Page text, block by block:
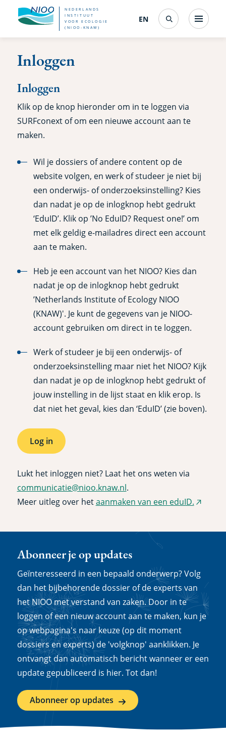
Overslaan
gaan
NEDERLANDS
INSTITUUT
VOOR ECOLOGIE
(NIOO-KNAW)
EN English
(interfacetaal
wijzigen)
SearchMenu
Inloggen
Inloggen
Klik op de knop hieronder om in te loggen via
SURFconext of om een nieuwe account aan te
maken.
Wil je dossiers of andere content op de
website volgen, en werk of studeer je niet bij
een onderwijs- of onderzoeksinstelling? Kies
dan nadat je op de inlogknop hebt gedrukt
‘EduID’. Klik op ’No EduID? Request one!’ om
met elk geldig e-mailadres direct een account
aan te maken.
Heb je een account van het NIOO? Kies dan
nadat je op de inlogknop hebt gedrukt
’Netherlands Institute of Ecology NIOO
(KNAW)'. Je kunt de gegevens van je NIOO-
account gebruiken om direct in te loggen.
Werk of studeer je bij een onderwijs- of
onderzoeksinstelling maar niet het NIOO? Kijk
dan nadat je op de inlogknop hebt gedrukt of
jouw instelling in de lijst staat en klik erop. Is
dat niet het geval, kies dan ‘EduID’ (zie boven).
Log in
Lukt het inloggen niet? Laat het ons weten via
communicatie@nioo.knaw.nl.
Meer uitleg over hetaanmaken van een eduID.
Abonneer je op updates
Geïnteresseerd in een bepaald onderwerp? Volg
dan het bijbehorende dossier of de experts van
het NIOO met verstand van zaken. Door in te
loggen of een nieuw account aan te maken, kun je
op webpagina's naar keuze (op dit moment
dossiers en experts) de 'volgknop' aanklikken. Je
ontvangt dan automatisch bericht wanneer er een
update gepubliceerd is hier. Tot dan!
Abonneer op updates